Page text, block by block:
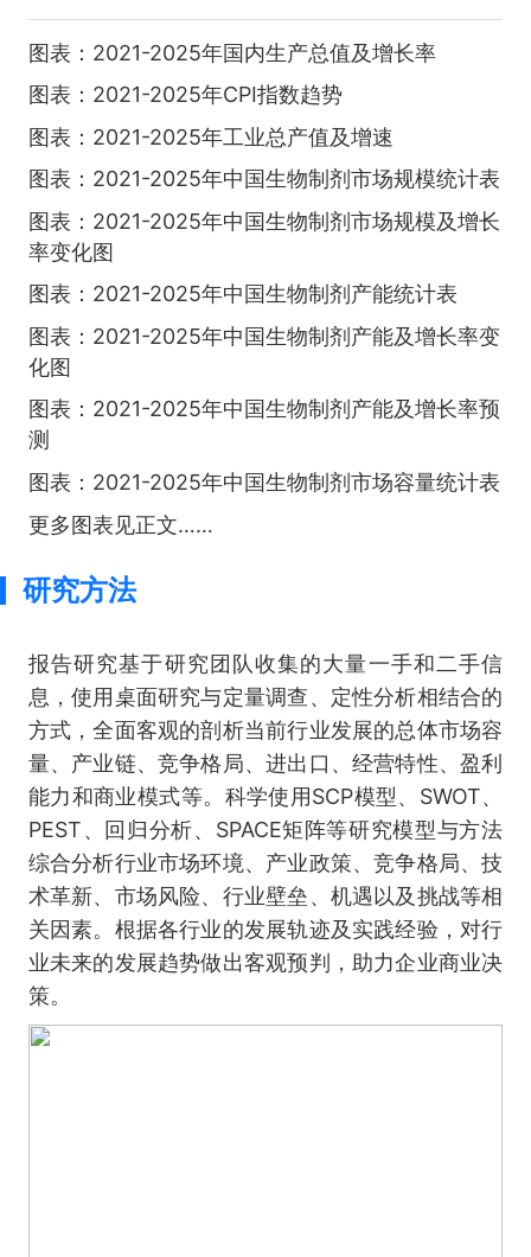
图表：2021-2025年国内生产总值及增长率
图表：2021-2025年CPI指数趋势
图表：2021-2025年工业总产值及增速
图表：2021-2025年中国生物制剂市场规模统计表
图表：2021-2025年中国生物制剂市场规模及增长
率变化图
图表：2021-2025年中国生物制剂产能统计表
图表：2021-2025年中国生物制剂产能及增长率变
化图
图表：2021-2025年中国生物制剂产能及增长率预
测
图表：2021-2025年中国生物制剂市场容量统计表
更多图表见正文……
研究方法
报告研究基于研究团队收集的大量一手和二手信
息，使用桌面研究与定量调查、定性分析相结合的
方式，全面客观的剖析当前行业发展的总体市场容
量、产业链、竞争格局、进出口、经营特性、盈利
能力和商业模式等。科学使用SCP模型、SWOT、
PEST、回归分析、SPACE矩阵等研究模型与方法
综合分析行业市场环境、产业政策、竞争格局、技
术革新、市场风险、行业壁垒、机遇以及挑战等相
关因素。根据各行业的发展轨迹及实践经验，对行
业未来的发展趋势做出客观预判，助力企业商业决
策。